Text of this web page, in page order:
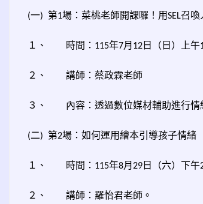
(一) 第1場：菜桃老師開課囉！用SEL召喚
１、 時間： 115年7月 12 日（日）上午
２、 講師：蔡政霖老師
３、 內容：透過數位媒材輔助進行
(二) 第2場：如何運用繪本引導孩子情緒
１、 時間： 115年8月 29 日（六）下午
２、 講師：羅怡君老師。